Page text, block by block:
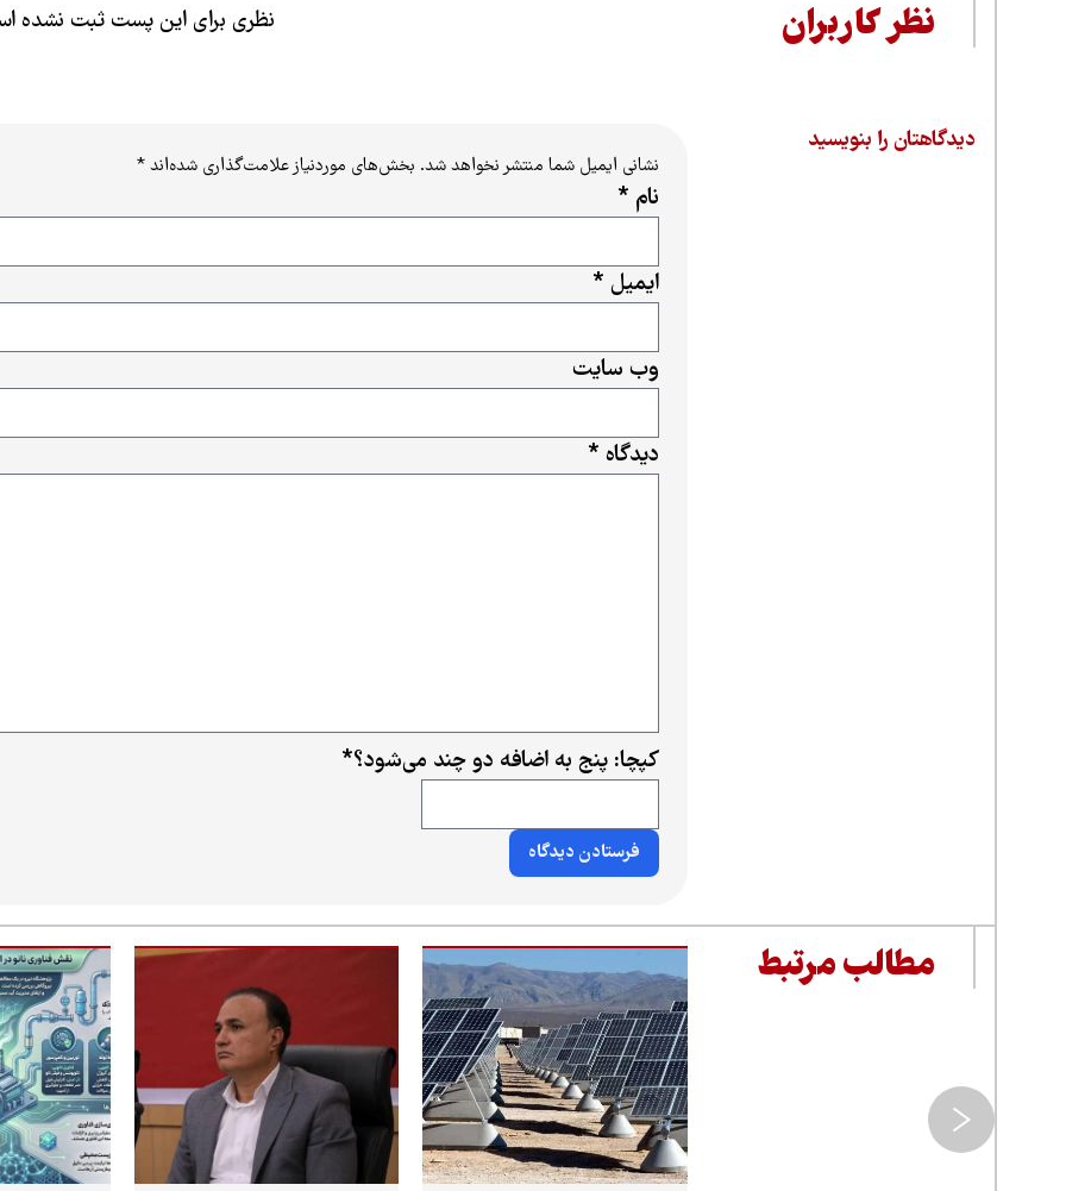
نظر کاربران نظری برای این پست ثبت نشده
دیدگاهتان را بنویسید
نشانی ایمیل شما منتشر نخواهد شد. بخش‌های موردنیاز علامت‌گذاری شده‌اند*
دیدگاه *
نام *
ایمیل *
وب‌ سایت
کپچا: پنج به اضافه دو چند می‌شود؟*
مطالب مرتبط